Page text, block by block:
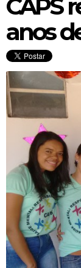
CAPS
anos